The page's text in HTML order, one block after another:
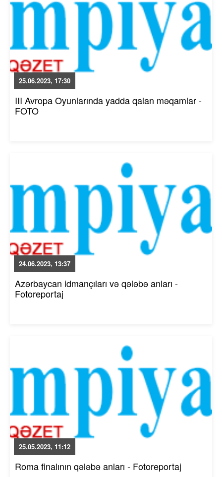
25.06.2023, 17:30
III Avropa Oyunlarında yadda qalan məqamlar -
FOTO
24.06.2023, 13:37
Azərbaycan idmançıları və qələbə anları -
Fotoreportaj
25.05.2023, 11:12
Roma finalının qələbə anları - Fotoreportaj